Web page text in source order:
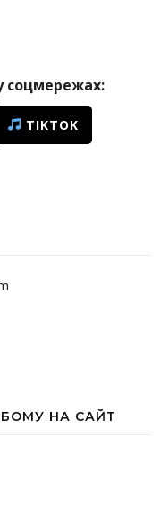
соцмережах:
TIKTOK
НА САЙТ